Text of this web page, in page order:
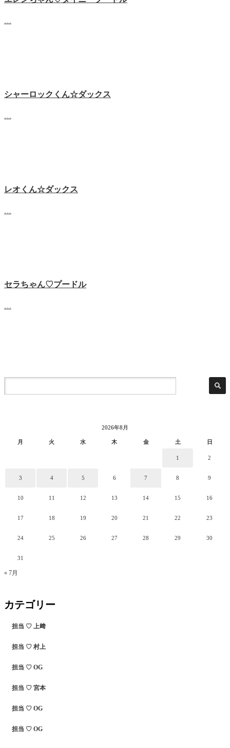
シャーロックくん☆ダックス
レオくん☆ダックス
セラちゃん♡プードル
2026年8月
月 火 水 木 金 土 日
1 2
3 4 5 6 7 8 9
10 11 12 13 14 15 16
17 18 19 20 21 22 23
24 25 26 27 28 29 30
31
« 7月
カテゴリー
担当 ♡ 上﨑
担当 ♡ 村上
担当 ♡ OG
担当 ♡ 宮本
担当 ♡ OG
担当 ♡ OG